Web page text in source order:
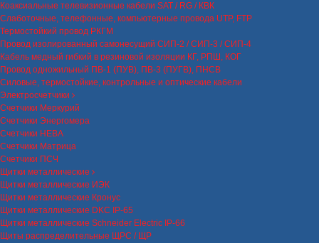
Коаксиальные телевизионные кабели SAT / RG / КВК
Слаботочные, телефонные, компьютерные провода UTP, FTP
Термостойкий провод РКГМ
Провод изолированный самонесущий СИП-2 / СИП-3 / СИП-4
Кабель медный гибкий в резиновой изоляции КГ, РПШ, КОГ
Провод одножильный ПВ-1 (ПУВ), ПВ-3 (ПУГВ), ПНСВ
Силовые, термостойкие, контрольные и оптические кабели
Электросчетчики
Счетчики Меркурий
Счетчики Энергомера
Счетчики НЕВА
Счетчики Матрица
Счетчики ПСЧ
Щитки металлические
Щитки металлические ИЭК
Щитки металлические Кронус
Щитки металлические DKC IP-65
Щитки металлические Schneider Electric IP-66
Щиты распределительные ЩРС / ЩР